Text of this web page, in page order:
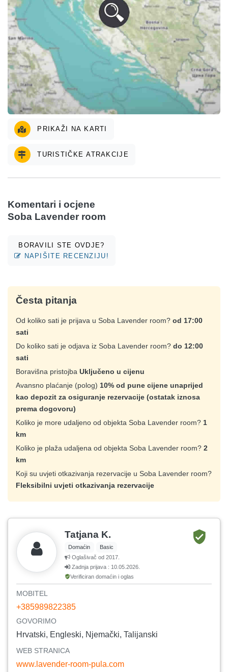
PRIKAŽI NA KARTI
TURISTIČKE ATRAKCIJE
Komentari i ocjene
Soba Lavender room
BORAVILI STE OVDJE?
NAPIŠITE RECENZIJU!
Česta pitanja
Od koliko sati je prijava u Soba Lavender room? od 17:00
sati
Do koliko sati je odjava iz Soba Lavender room? do 12:00
sati
Boravišna pristojba Uključeno u cijenu
Avansno plaćanje (polog) 10% od pune cijene unaprijed
kao depozit za osiguranje rezervacije (ostatak iznosa
prema dogovoru)
Koliko je more udaljeno od objekta Soba Lavender room? 1
km
Koliko je plaža udaljena od objekta Soba Lavender room? 2
km
Koji su uvjeti otkazivanja rezervacije u Soba Lavender room?
Fleksibilni uvjeti otkazivanja rezervacije
Tatjana K.
Domaćin
Basic
Oglašivač od 2017.
Zadnja prijava : 10.05.2026.
Verificiran domaćin i oglas
MOBITEL
+385989822385
GOVORIMO
Hrvatski, Engleski, Njemački, Talijanski
WEB STRANICA
www.lavender-room-pula.com